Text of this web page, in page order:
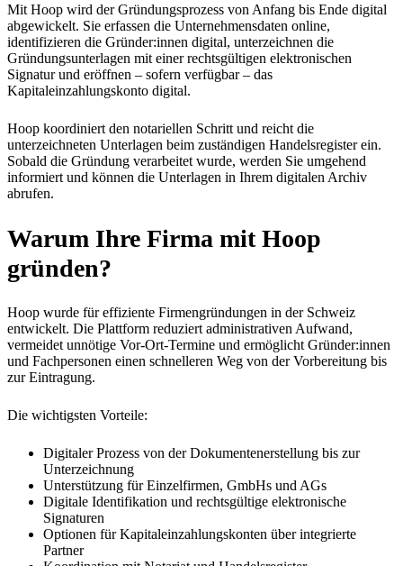
Mit Hoop wird der Gründungsprozess von Anfang bis Ende digital
abgewickelt. Sie erfassen die Unternehmensdaten online,
identifizieren die Gründer:innen digital, unterzeichnen die
Gründungsunterlagen mit einer rechtsgültigen elektronischen
Signatur und eröffnen – sofern verfügbar – das
Kapitaleinzahlungskonto digital.
Hoop koordiniert den notariellen Schritt und reicht die
unterzeichneten Unterlagen beim zuständigen Handelsregister ein.
Sobald die Gründung verarbeitet wurde, werden Sie umgehend
informiert und können die Unterlagen in Ihrem digitalen Archiv
abrufen.
Warum Ihre Firma mit Hoop
gründen?
Hoop wurde für effiziente Firmengründungen in der Schweiz
entwickelt. Die Plattform reduziert administrativen Aufwand,
vermeidet unnötige Vor-Ort-Termine und ermöglicht Gründer:innen
und Fachpersonen einen schnelleren Weg von der Vorbereitung bis
zur Eintragung.
Die wichtigsten Vorteile:
Digitaler Prozess von der Dokumentenerstellung bis zur
Unterzeichnung
Unterstützung für Einzelfirmen, GmbHs und AGs
Digitale Identifikation und rechtsgültige elektronische
Signaturen
Optionen für Kapitaleinzahlungskonten über integrierte
Partner